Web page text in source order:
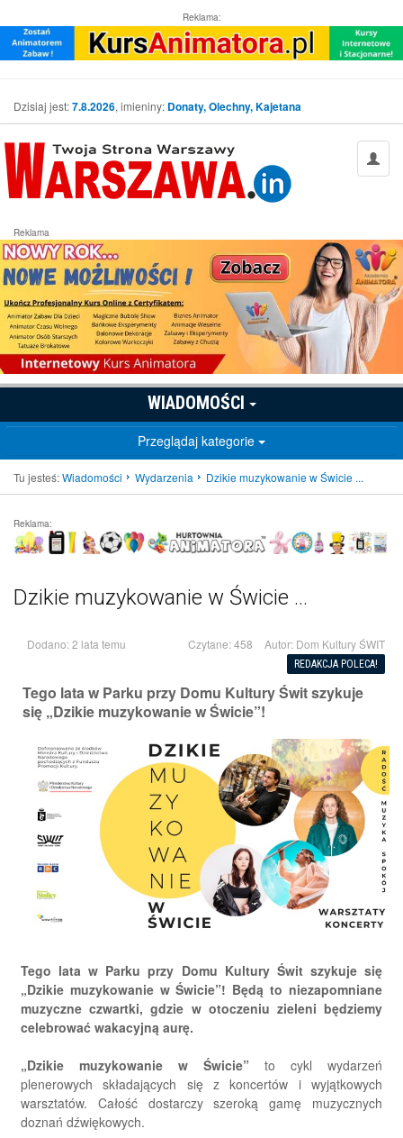
Reklama:
Dzisiaj jest:7.8.2026, imieniny: Donaty, Olechny, Kajetana
Reklama
WIADOMOŚCI
Przeglądaj kategorie
Tu jesteś:Wiadomości Wydarzenia Dzikie muzykowanie w Świcie ...
Reklama:
Dzikie muzykowanie w Świcie ...
Dodano: 2 lata temu Czytane: 458 Autor: Dom Kultury ŚWIT
REDAKCJA POLECA!
Tego lata w Parku przy Domu Kultury Świt szykuje
się „Dzikie muzykowanie w Świcie”!
Tego lata w Parku przy Domu Kultury Świt szykuje się
„Dzikie muzykowanie w Świcie”! Będą to niezapomniane
muzyczne czwartki, gdzie w otoczeniu zieleni będziemy
celebrować wakacyjną aurę.
„Dzikie muzykowanie w Świcie” to cykl wydarzeń
plenerowych składających się z koncertów i wyjątkowych
warsztatów. Całość dostarczy szeroką gamę muzycznych
doznań dźwiękowych.